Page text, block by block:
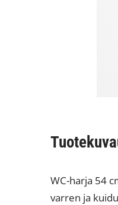
WC-harja 54
varren ja